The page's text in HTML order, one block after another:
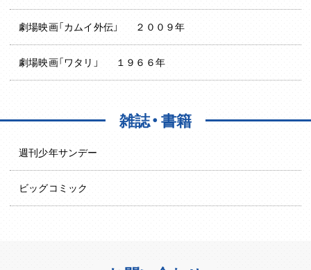
劇場映画「カムイ外伝」 ２００９年
劇場映画「ワタリ」 １９６６年
雑誌・書籍
週刊少年サンデー
ビッグコミック